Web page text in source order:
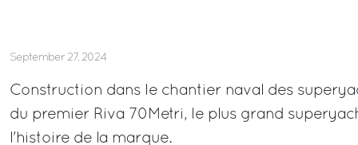
September 27, 2024
Construction dans le chantier naval des
du premier Riva 70Metri, le plus grand
l'histoire de la marque.